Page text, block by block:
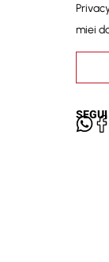
miei